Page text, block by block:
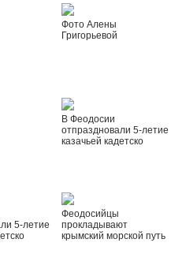
Фото Алены
Григорьевой
В Феодосии
отпраздновали 5-летие
казачьей кадетско
5-летие
Феодосийцы
прокладывают
крымский морской путь